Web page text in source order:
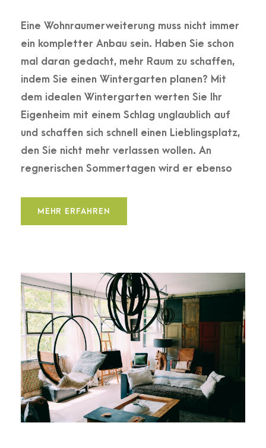
Eine Wohnraumerweiterung muss nicht immer
ein kompletter Anbau sein. Haben Sie schon
mal daran gedacht, mehr Raum zu schaffen,
indem Sie einen Wintergarten planen? Mit
dem idealen Wintergarten werten Sie Ihr
Eigenheim mit einem Schlag unglaublich auf
und schaffen sich schnell einen Lieblingsplatz,
den Sie nicht mehr verlassen wollen. An
regnerischen Sommertagen wird er ebenso
MEHR ERFAHREN